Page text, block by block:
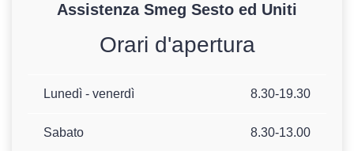
Assistenza Smeg Sesto ed Uniti
Orari d'apertura
Lunedì - venerdì 8.30-19.30
Sabato 8.30-13.00